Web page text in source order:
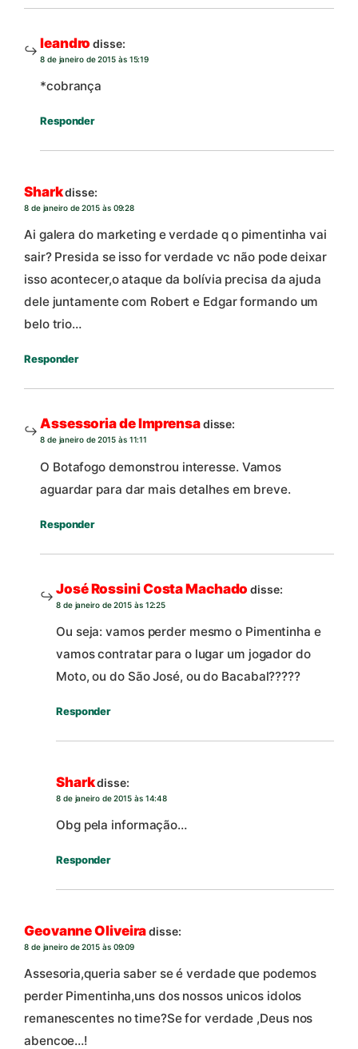
leandro disse:
8 de janeiro de 2015 às 15:19
*cobrança
Responder
Sharkdisse:
8 de janeiro de 2015 às 09:28
Ai galera do marketing e verdade q o pimentinha vai
sair? Presida se isso for verdade vc não pode deixar
isso acontecer,o ataque da bolívia precisa da ajuda
dele juntamente com Robert e Edgar formando um
belo trio…
Responder
Assessoria de Imprensadisse:
8 de janeiro de 2015 às 11:11
O Botafogo demonstrou interesse. Vamos
aguardar para dar mais detalhes em breve.
Responder
José Rossini Costa Machado disse:
8 de janeiro de 2015 às 12:25
Ou seja: vamos perder mesmo o Pimentinha e
vamos contratar para o lugar um jogador do
Moto, ou do São José, ou do Bacabal?????
Responder
Sharkdisse:
8 de janeiro de 2015 às 14:48
Obg pela informação…
Responder
Geovanne Oliveiradisse:
8 de janeiro de 2015 às 09:09
Assesoria,queria saber se é verdade que podemos
perder Pimentinha,uns dos nossos unicos idolos
remanescentes no time?Se for verdade ,Deus nos
abencoe…!